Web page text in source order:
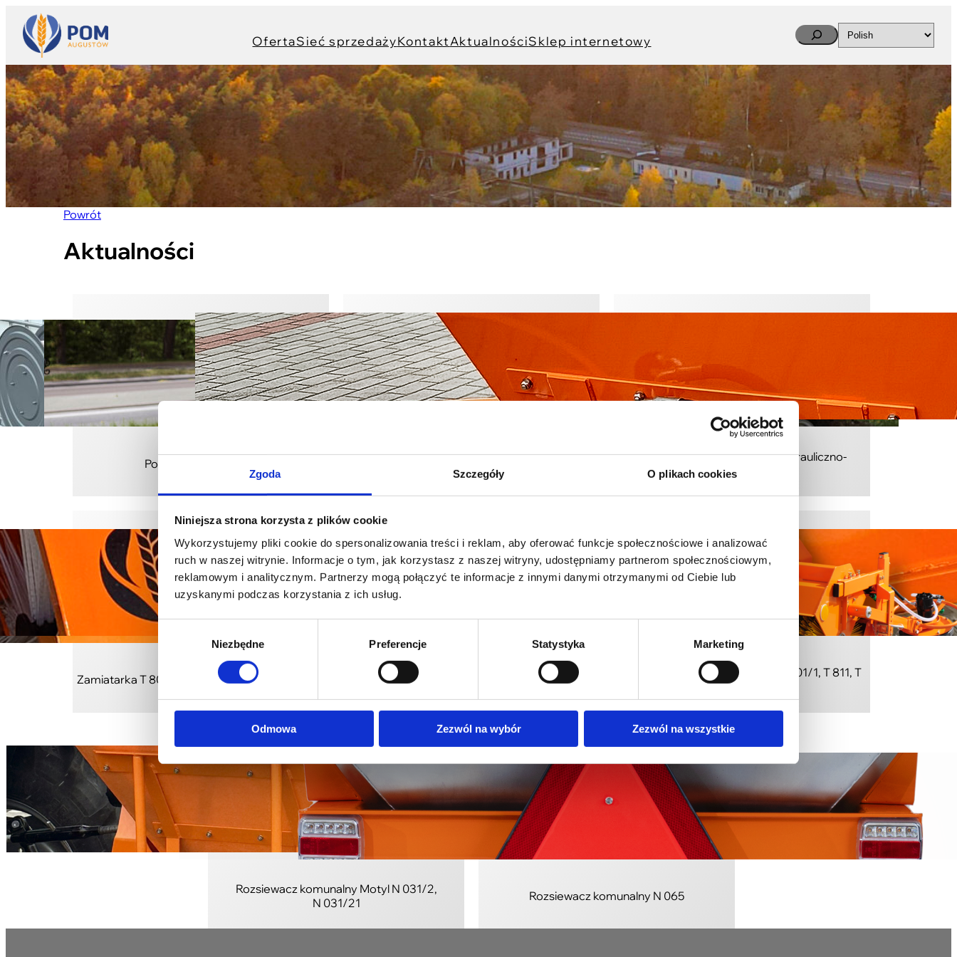
Zgoda Szczegóły O plikach cookies
Niniejsza strona korzysta z plików cookie
Wykorzystujemy pliki cookie do spersonalizowania treści i reklam, aby oferować funkcje społecznościowe i analizować
ruch w naszej witrynie. Informacje o tym, jak korzystasz z naszej witryny, udostępniamy partnerom społecznościowym,
reklamowym i analitycznym. Partnerzy mogą połączyć te informacje z innymi danymi otrzymanymi od Ciebie lub
uzyskanymi podczas korzystania z ich usług.
Wybór
zgody
Niezbędne Preferencje Statystyka Marketing
Odmowa Zezwól na wybór Zezwól na wszystkie
OfertaSieć sprzedażyKontaktAktualnościSklep internetowy
Search
Powrót
Aktualności
Polewaczka Sprinkler
Motyl N 031/2 z napędem hydrauliczno-
elektrycznym
Zamiatarka T 803/0 1,2 m z napędem od WOM
Zamiatarka T 804/0 1,2 m z napędem
Zamiatarka ciągnikowa T 801, T 801/1, T 811, T
811/1
Rozsiewacz komunalny Motyl N 031/2,
N 031/21
Rozsiewacz komunalny N 065